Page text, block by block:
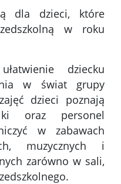
dla dzieci, które
w roku
dziecku
w świat grupy
dzieci poznają
oraz personel
w zabawach
muzycznych i
zarówno w sali,